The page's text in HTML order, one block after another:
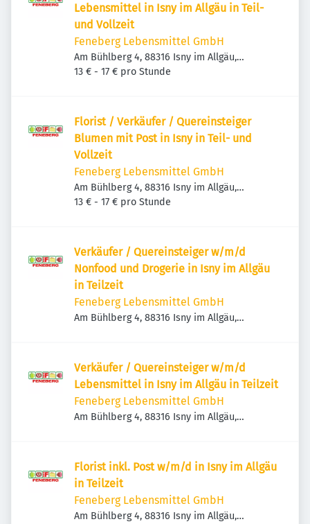
Lebensmittel in Isny im Allgäu in Teil-
und Vollzeit
Feneberg Lebensmittel GmbH
Am Bühlberg 4, 88316 Isny im Allgäu,
Deutschland
13 € - 17 € pro Stunde
Florist / Verkäufer / Quereinsteiger
Blumen mit Post in Isny in Teil- und
Vollzeit
Feneberg Lebensmittel GmbH
Am Bühlberg 4, 88316 Isny im Allgäu,
Deutschland
13 € - 17 € pro Stunde
Verkäufer / Quereinsteiger w/m/d
Nonfood und Drogerie in Isny im Allgäu
in Teilzeit
Feneberg Lebensmittel GmbH
Am Bühlberg 4, 88316 Isny im Allgäu,
Verkäufer / Quereinsteiger w/m/d
Lebensmittel in Isny im Allgäu in Teilzeit
Feneberg Lebensmittel GmbH
Am Bühlberg 4, 88316 Isny im Allgäu,
Florist inkl. Post w/m/d in Isny im Allgäu
in Teilzeit
Feneberg Lebensmittel GmbH
Am Bühlberg 4, 88316 Isny im Allgäu,